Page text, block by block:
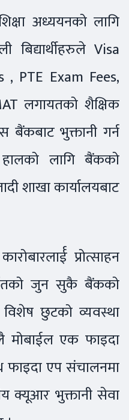
अध्ययनको लागि
बिद्यार्थीहरुले Visa
, PTE Exam Fees,
लगायतको शैक्षिक
बैंकबाट भुक्तानी गर्न
लागि बैंकको
शाखा कार्यालयबाट
प्रोत्साहन
जुन सुकै बैंकको
छुटको व्यवस्था
एक फाइदा
एप संचालनमा
क्यूआर भुक्तानी सेवा